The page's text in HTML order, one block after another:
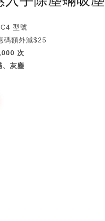
型號
碼額外減$25
次
、灰塵